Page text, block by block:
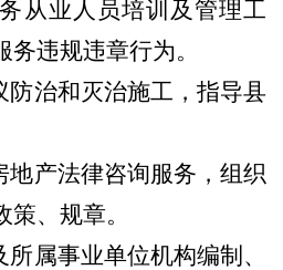
从业人员培训及管理工
违规违章行为。
防治和灭治施工，指导县
地产法律咨询服务，组织
、规章。
属事业单位机构编制、